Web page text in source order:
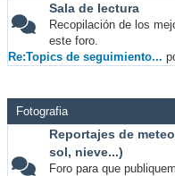
Sala de lectura
Recopilación de los
este foro.
Re:Topics de seguimiento...
Fotografia
Reportajes de
sol, nieve...)
Foro para que